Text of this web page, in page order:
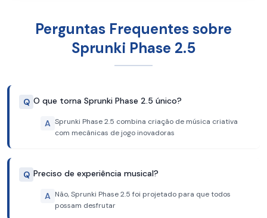
Perguntas Frequentes sobre
Sprunki Phase 2.5
Q O que torna Sprunki Phase 2.5 único?
A Sprunki Phase 2.5 combina criação de música criativa
com mecânicas de jogo inovadoras
Q Preciso de experiência musical?
A Não, Sprunki Phase 2.5 foi projetado para que todos
possam desfrutar